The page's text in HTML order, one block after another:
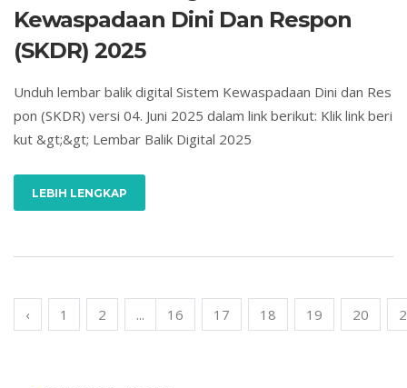
Kewaspadaan Dini Dan Respon
(SKDR) 2025
Unduh lembar balik digital Sistem Kewaspadaan Dini dan Res
pon (SKDR) versi 04. Juni 2025 dalam link berikut: Klik link beri
kut &gt;&gt; Lembar Balik Digital 2025
LEBIH LENGKAP
‹ 1 2 ... 16 17 18 19 20